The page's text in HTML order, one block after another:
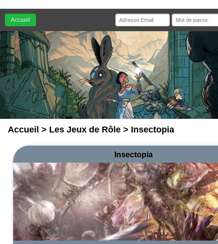
Accueil
Accueil > Les Jeux de Rôle > Insectopia
Insectopia